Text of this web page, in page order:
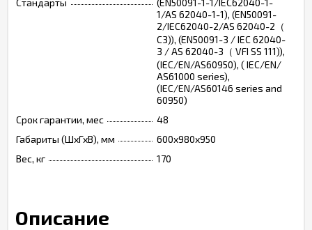
Стандарты
(EN50091-1-1/IEC62040-1-
1/AS 62040-1-1), (EN50091-
2/IEC62040-2/AS 62040-2（
C3)), (EN50091-3 / IEC 62040-
3 / AS 62040-3（ VFI SS 111)),
(IEC/EN/AS60950), ( IEC/EN/
AS61000 series),
(IEC/EN/AS60146 series and
60950)
Срок гарантии, мес
48
Габариты (ШхГхВ), мм
600х980х950
Вес, кг
170
Описание